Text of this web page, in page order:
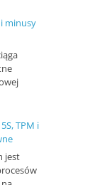
minusy
TPM i
jest